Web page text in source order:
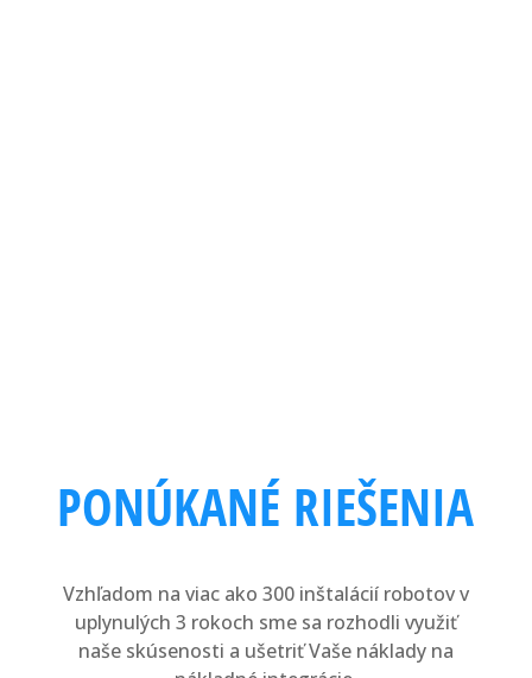
PONÚKANÉ RIEŠENIA
Vzhľadom na viac ako 300 inštalácií robotov v
uplynulých 3 rokoch sme sa rozhodli využiť
naše skúsenosti a ušetriť Vaše náklady na